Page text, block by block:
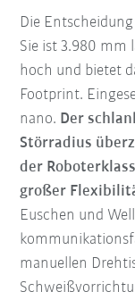
Die
Sie ist 3.980 mm
hoch und bietet
Footprint.
nano. Der
Störradius
der
großer
Euschen und
manuellen